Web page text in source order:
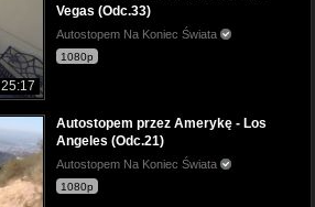
25:17
Vegas (Odc.33)
Autostopem Na Koniec Świata
1080p
Autostopem przez Amerykę - Los
Angeles (Odc.21)
Autostopem Na Koniec Świata
1080p